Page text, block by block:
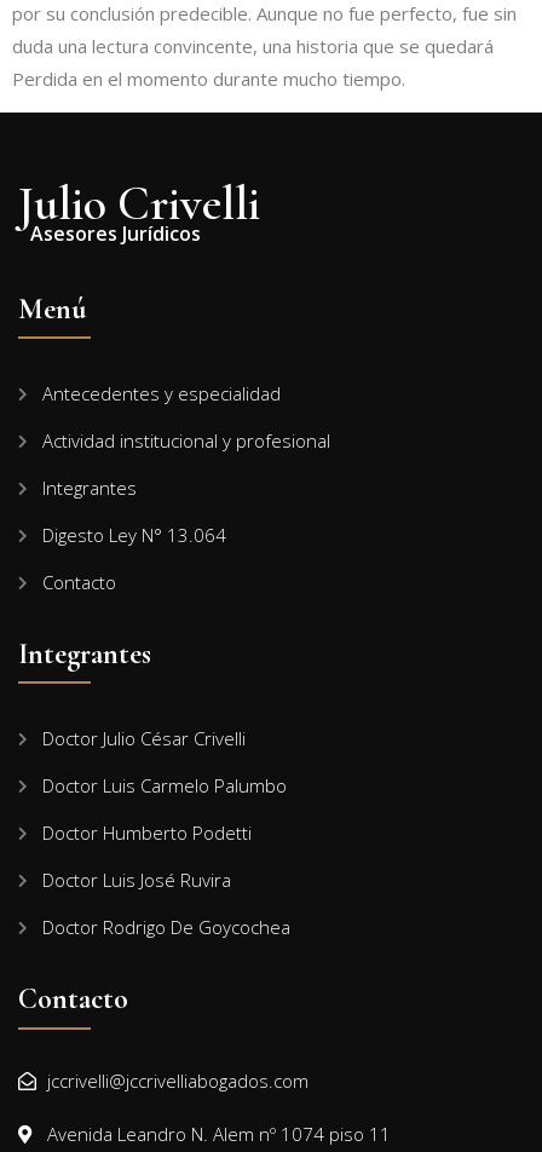
por su conclusión predecible. Aunque no fue perfecto, fue sin
duda una lectura convincente, una historia que se quedará
Perdida en el momento durante mucho tiempo.
Julio Crivelli
Asesores Jurídicos
Menú
Antecedentes y especialidad
Actividad institucional y profesional
Integrantes
Digesto Ley N° 13.064
Contacto
Integrantes
Doctor Julio César Crivelli
Doctor Luis Carmelo Palumbo
Doctor Humberto Podetti
Doctor Luis José Ruvira
Doctor Rodrigo De Goycochea
Contacto
jccrivelli@jccrivelliabogados.com
Avenida Leandro N. Alem nº 1074 piso 11